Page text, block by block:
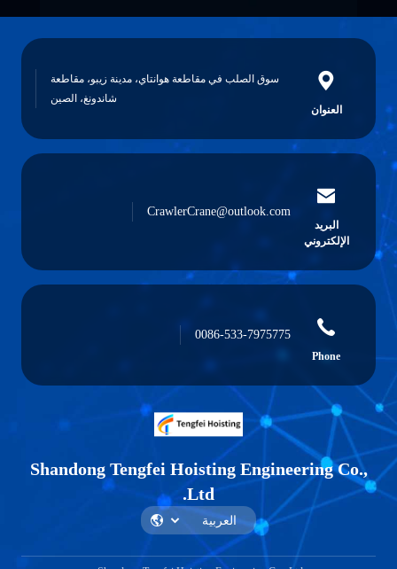
العنوان
سوق الصلب في مقاطعة هوانتاي، مدينة زيبو، مقاطعة
شاندونغ، الصين
البريد
الإلكتروني
CrawlerCrane@outlook.com
Phone
0086-533-7975775
Shandong Tengfei Hoisting Engineering Co.,
Ltd.